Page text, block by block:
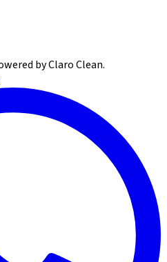
by Claro Clean.